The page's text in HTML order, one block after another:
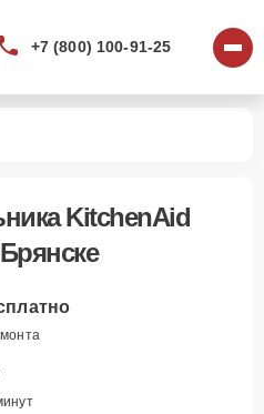
+7 (800) 100-91-25
KitchenAid